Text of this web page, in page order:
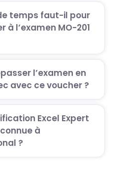
temps faut-il pour
à l’examen MO-201
l’examen en
avec ce voucher ?
Excel Expert
à
?